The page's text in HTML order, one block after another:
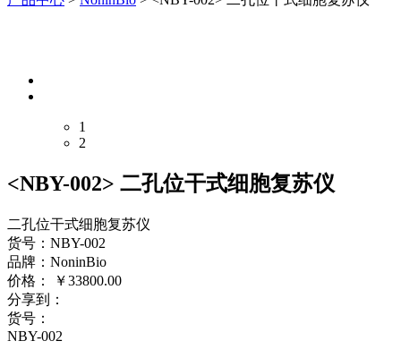
1
2
<NBY-002> 二孔位干式细胞复苏仪
二孔位干式细胞复苏仪
货号：NBY-002
品牌：NoninBio
价格：
￥33800.00
分享到：
货号：
NBY-002